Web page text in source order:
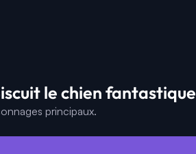
le chien fantastique
principaux.